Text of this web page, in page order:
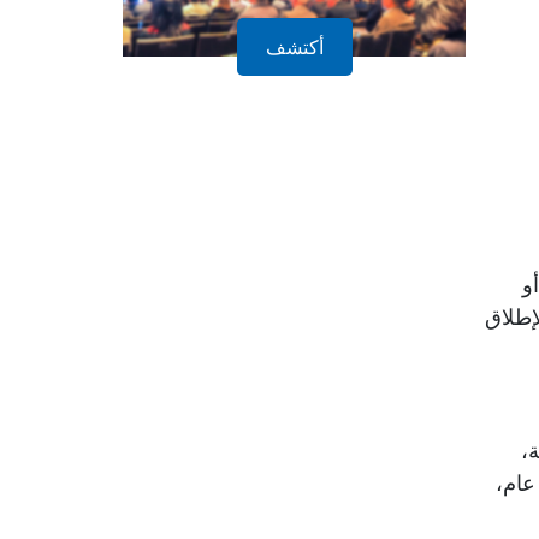
أو
الإطلاق
“صحتي حياتي”: هل هناك وحدة للأورام؟
السيد ن. عبد الله: لدينا في مستشفى تيميمون وحدة
أكتشف